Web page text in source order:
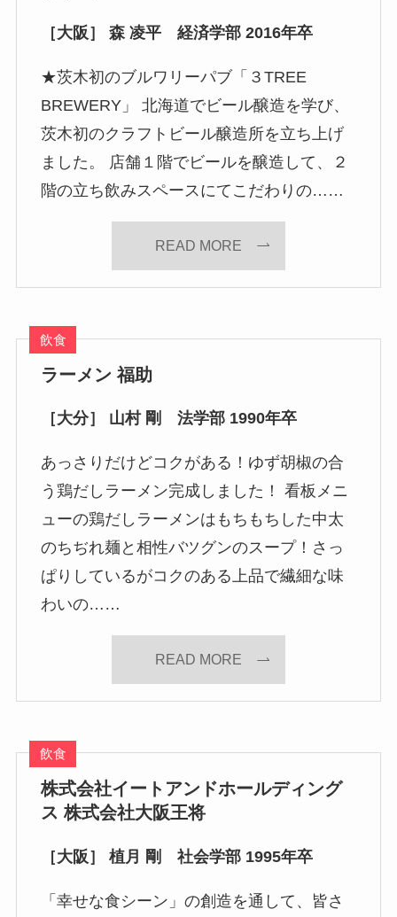
［大阪］ 森 凌平 経済学部 2016年卒
★茨木初のブルワリーパブ「３TREE
BREWERY」 北海道でビール醸造を学び、
茨木初のクラフトビール醸造所を立ち上げ
ました。 店舗１階でビールを醸造して、２
階の立ち飲みスペースにてこだわりの……
READ MORE
飲食
ラーメン 福助
［大分］ 山村 剛 法学部 1990年卒
あっさりだけどコクがある！ゆず胡椒の合
う鶏だしラーメン完成しました！ 看板メニ
ューの鶏だしラーメンはもちもちした中太
のちぢれ麺と相性バツグンのスープ！さっ
ぱりしているがコクのある上品で繊細な味
わいの……
READ MORE
飲食
株式会社イートアンドホールディング
ス 株式会社大阪王将
［大阪］ 植月 剛 社会学部 1995年卒
「幸せな食シーン」の創造を通して、皆さ